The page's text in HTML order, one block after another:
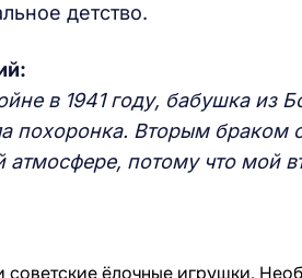
детство.
в 1941 году, бабушка из
похоронка. Вторым браком
атмосфере, потому что мой